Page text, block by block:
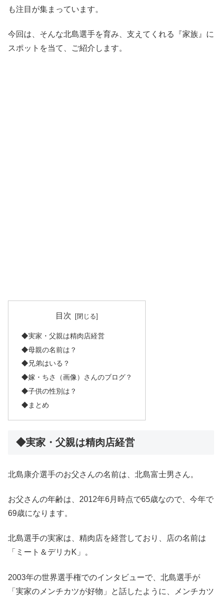
も注目が集まっています。
今回は、そんな北島選手を育み、支えてくれる『家族』に
スポットを当て、ご紹介します。
目次
◆実家・父親は精肉店経営
◆母親の名前は？
◆兄弟はいる？
◆嫁・ちさ（画像）さんのブログ？
◆子供の性別は？
◆まとめ
◆実家・父親は精肉店経営
北島康介選手のお父さんの名前は、北島富士男さん。
お父さんの年齢は、2012年6月時点で65歳なので、今年で
69歳になります。
北島選手の実家は、精肉店を経営しており、店の名前は
「ミート＆デリカK」。
2003年の世界選手権でのインタビューで、北島選手が
「実家のメンチカツが好物」と話したように、メンチカツ